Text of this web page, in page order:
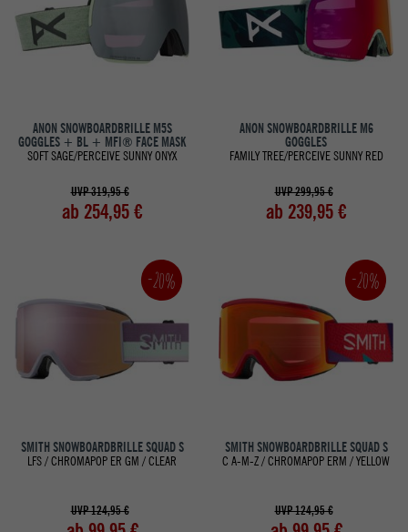
ANON SNOWBOARDBRILLE M5S
GOGGLES + BL + MFI® FACE MASK
SOFT SAGE/PERCEIVE SUNNY ONYX
UVP 319,95 €
ab 254,95 €
ANON SNOWBOARDBRILLE M6
GOGGLES
FAMILY TREE/PERCEIVE SUNNY RED
UVP 299,95 €
ab 239,95 €
-20%
SMITH SNOWBOARDBRILLE SQUAD S
LFS / CHROMAPOP ER GM / CLEAR
UVP 124,95 €
-20%
SMITH SNOWBOARDBRILLE SQUAD S
C A-M-Z / CHROMAPOP ERM / YELLOW
UVP 124,95 €